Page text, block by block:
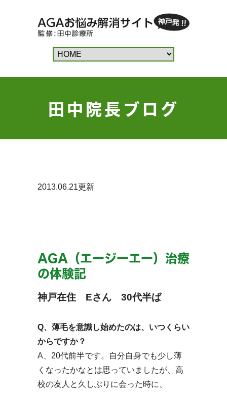
田中院長ブログ
2013.06.21更新
AGA（エージーエー）治療
の体験記
神戸在住 Eさん 30代半ば
Q、薄毛を意識し始めたのは、いつくらい
からですか？
A、20代前半です。自分自身でも少し薄
くなったかなとは思っていましたが、高
校の友人と久しぶりに会った時に、